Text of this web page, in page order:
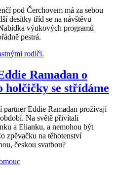
pod Čerchovem má za sebou
desítky tříd se na návštěvu
výukových programů
pestrá.
Ramadan o
holčičky se střídáme
Eddie Ramadan prožívají
Na světě přivítali
a Elianku, a nemohou být
zpěvačku na těhotenství
českou svatbou?